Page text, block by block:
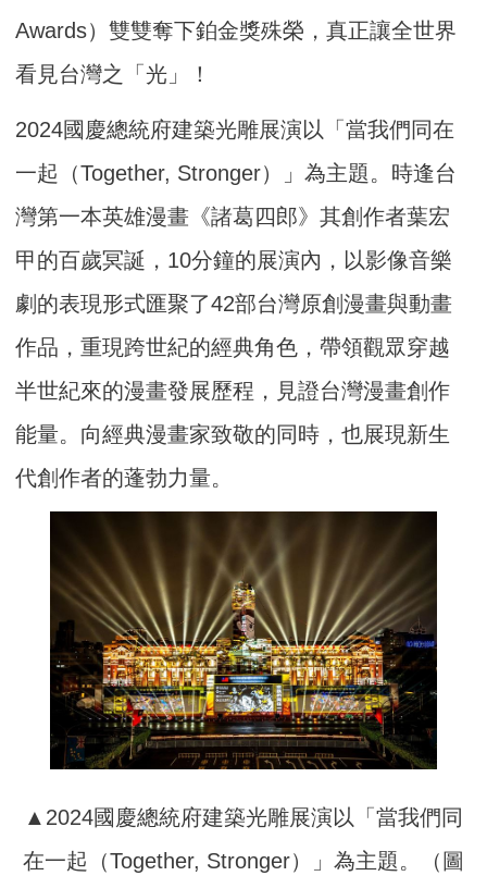
Awards）雙雙奪下鉑金獎殊榮，真正讓全世界
看見台灣之「光」！
2024國慶總統府建築光雕展演以「當我們同在
一起（Together, Stronger）」為主題。時逢台
灣第一本英雄漫畫《諸葛四郎》其創作者葉宏
甲的百歲冥誕，10分鐘的展演內，以影像音樂
劇的表現形式匯聚了42部台灣原創漫畫與動畫
作品，重現跨世紀的經典角色，帶領觀眾穿越
半世紀來的漫畫發展歷程，見證台灣漫畫創作
能量。向經典漫畫家致敬的同時，也展現新生
代創作者的蓬勃力量。
▲2024國慶總統府建築光雕展演以「當我們同
在一起（Together, Stronger）」為主題。（圖